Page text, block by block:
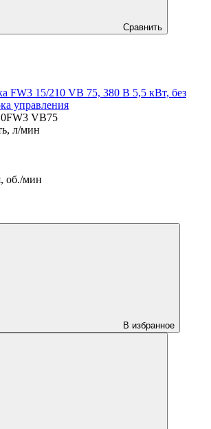
Сравнить
FW3 15/210 VB 75, 380 В 5,5 кВт, без
управления
VB75
л/мин
об./мин
В избранное